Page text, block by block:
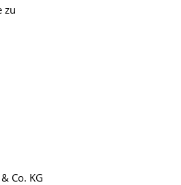
zu
Co. KG